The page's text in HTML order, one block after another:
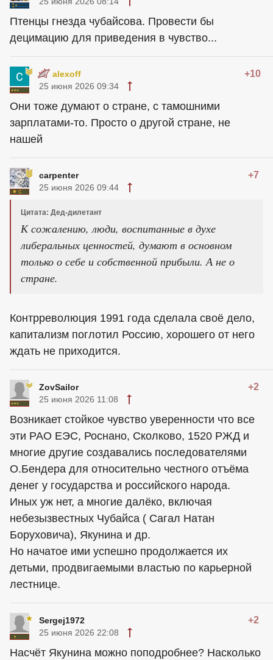
Птенцы гнезда чубайсова. Провести бы
децимацию для приведения в чувство...
alexoff +10
25 июня 2026 09:34
Они тоже думают о стране, с тамошними
зарплатами-то. Просто о другой стране, не
нашей
carpenter +7
25 июня 2026 09:44
Цитата: Дед-дилетант
К сожалению, люди, воспитанные в духе
либеральных ценностей, думают в основном
только о себе и собственной прибыли. А не о
стране.
Контрреволюция 1991 года сделала своё дело,
капитализм поглотил Россию, хорошего от него
ждать не приходится.
ZovSailor +2
25 июня 2026 11:08
Возникает стойкое чувство уверенности что все
эти РАО ЕЭС, Роснано, Сколково, 1520 РЖД и
многие другие создавались последователями
О.Бендера для относительно честного отъёма
денег у государства и российского народа.
Иных уж нет, а многие далёко, включая
небезызвестных Чубайса ( Сагал Натан
Боруховича), Якунина и др.
Но начатое ими успешно продолжается их
детьми, продвигаемыми властью по карьерной
лестнице.
Sergej1972 +2
25 июня 2026 22:08
Насчёт Якунина можно поподробнее? Насколько